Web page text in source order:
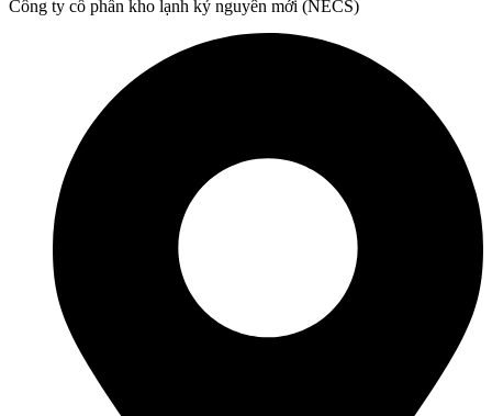
Công ty cổ phần kho lạnh kỷ nguyên mới (NECS)